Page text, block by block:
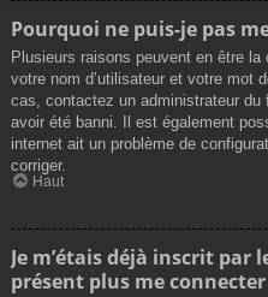
Pourquoi ne puis-je pas
Plusieurs raisons peuvent en être
votre nom d’utilisateur et votre mot
cas, contactez un administrateur
avoir été banni. Il est également
internet ait un problème de
corriger.
Haut
Je m’étais déjà inscrit par
présent plus me connecter